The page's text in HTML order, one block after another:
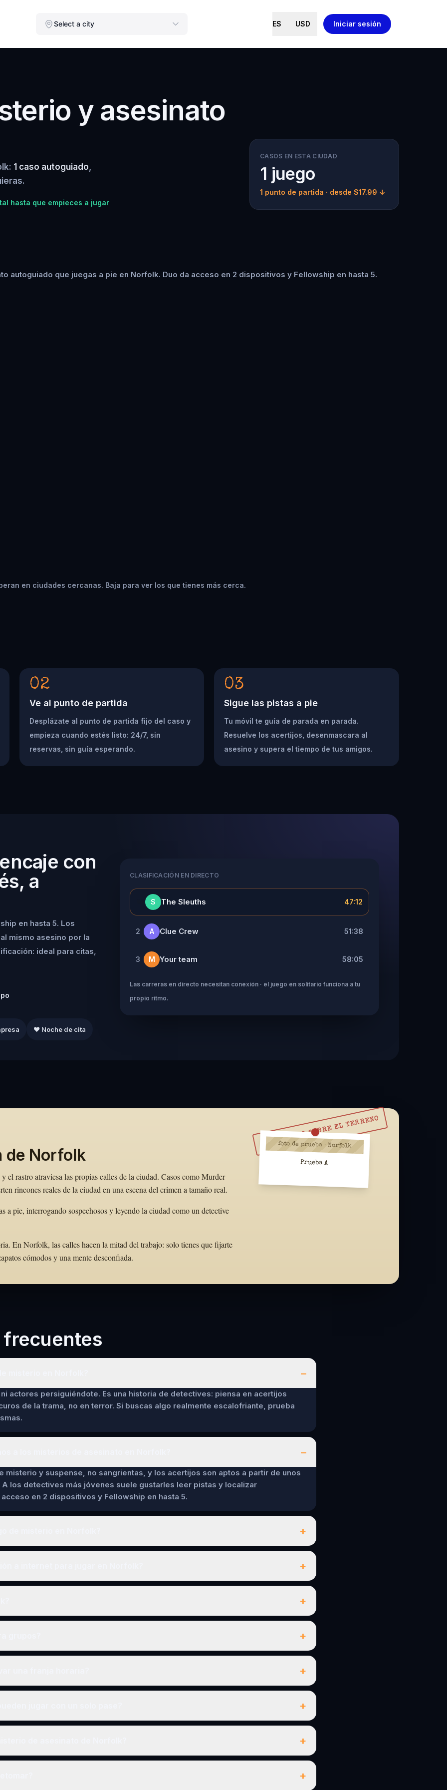
Select a city ES USD Iniciar sesión
y asesinato
1 caso autoguiado,
hasta que empieces a jugar
CASOS EN ESTA CIUDAD
1 juego
1 punto de partida · desde $17.99 ↓
autoguiado que juegas a pie en Norfolk. Duo da acceso en 2 dispositivos y Fellowship en hasta 5.
en ciudades cercanas. Baja para ver los que tienes más cerca.
02
Ve al punto de partida
Desplázate al punto de partida fijo del caso y
empieza cuando estés listo: 24/7, sin
reservas, sin guía esperando.
03
Sigue las pistas a pie
Tu móvil te guía de parada en parada.
Resuelve los acertijos, desenmascara al
asesino y supera el tiempo de tus amigos.
con
a
en hasta 5. Los
mismo asesino por la
ideal para citas,
❤️ Noche de cita
CLASIFICACIÓN EN DIRECTO
S The Sleuths 47:12
2 A Clue Crew 51:38
3 M Your team 58:05
Las carreras en directo necesitan conexión · el juego en solitario funciona a tu
propio ritmo.
RESUÉLVELO SOBRE EL TERRENO
de Norfolk
el rastro atraviesa las propias calles de la ciudad. Casos como Murder
rincones reales de la ciudad en una escena del crimen a tamaño real.
a pie, interrogando sospechosos y leyendo la ciudad como un detective
En Norfolk, las calles hacen la mitad del trabajo: solo tienes que fijarte
cómodos y una mente desconfiada.
foto de prueba · Norfolk
Prueba A
frecuentes
–
actores persiguiéndote. Es una historia de detectives: piensa en acertijos
de la trama, no en terror. Si buscas algo realmente escalofriante, prueba
–
misterio y suspense, no sangrientas, y los acertijos son aptos a partir de unos
A los detectives más jóvenes suele gustarles leer pistas y localizar
en 2 dispositivos y Fellowship en hasta 5.
+
+
+
+
+
+
+
+